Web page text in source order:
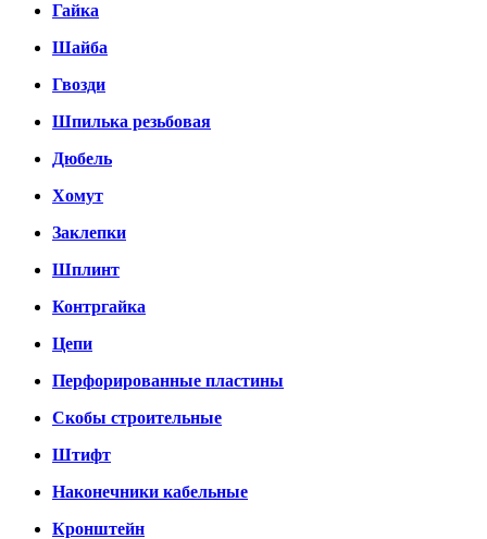
Гайка
Шайба
Гвозди
Шпилька резьбовая
Дюбель
Хомут
Заклепки
Шплинт
Контргайка
Цепи
Перфорированные пластины
Скобы строительные
Штифт
Наконечники кабельные
Кронштейн